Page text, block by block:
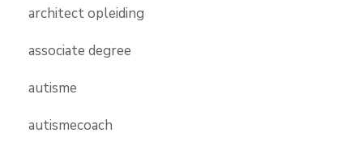
architect opleiding
associate degree
autisme
autismecoach